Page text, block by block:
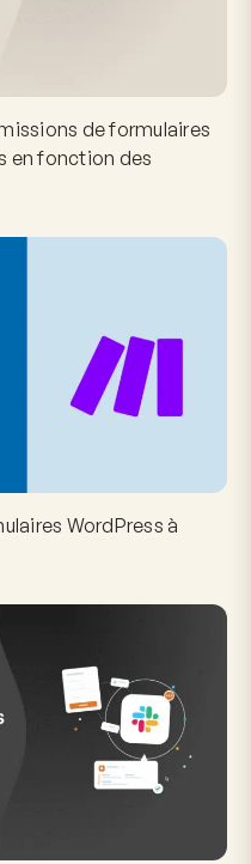
de formulaires
en fonction des
WordPress à